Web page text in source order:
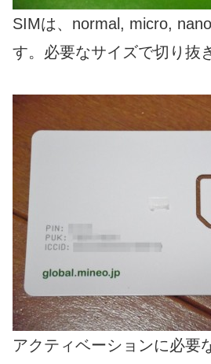
SIMは、normal, micro,
す。必要なサイズで切り抜
アクティベーションに必要